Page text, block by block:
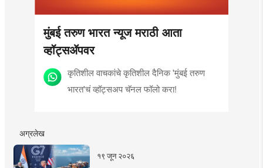
मुंबई तरुण भारत न्यूज मराठी आता
व्हॉट्सॲपवर
कृतिशील वाचकांचे कृतिशील दैनिक 'मुंबई तरुण
भारत'चं व्हॉट्सअप चॅनल फॉलो करा!
अग्रलेख
१९ जून २०२६